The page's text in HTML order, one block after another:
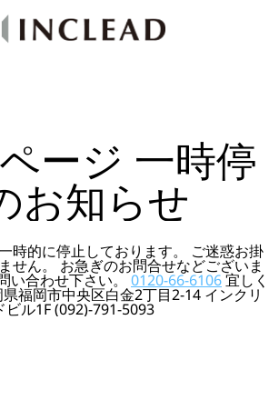
ージ 一時停
お知らせ
時的に停止しております。 ご迷惑お掛
せん。 お急ぎのお問合せなどございま
い合わせ下さい。0120-66-6106宜しく
福岡市中央区白金2丁目2-14 インクリ
ビル1F (092)-791-5093